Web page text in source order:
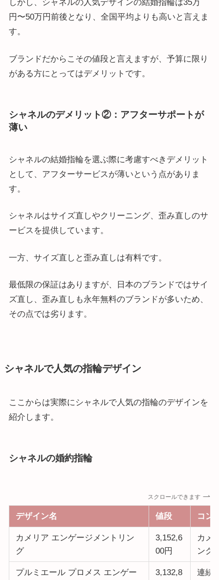
しかし、シャネルの人気デザインの結婚指輪は35万
円〜50万円前後となり、全国平均よりも高いと言えま
す。
ブランドだからこその値段と言えますが、予算に限り
がある方にとってはデメリットです。
シャネルのデメリット②：アフターサポートが
薄い
シャネルの結婚指輪を選ぶ際に考慮すべきデメリット
として、アフターサービスが薄いという点がありま
す。
シャネルはサイズ直しやクリーニング、歪み直しのサ
ービスを提供しています。
一方、サイズ直しと歪み直しは有料です。
最低限の保証はありますが、日本のブランドではサイ
ズ直し、歪み直しも永年無料のブランドが多いため、
その点では劣ります。
シャネルで人気の指輪デザイン
ここからは実際にシャネルで人気の指輪のデザインを
紹介します。
シャネルの婚約指輪
スクロールできます
デザイン名 値段 コン
カメリア エンゲージメントリン
グ
3,152,6
00円
カメ
ング
プルミエール プロメス エンゲー
3,132,8
連続